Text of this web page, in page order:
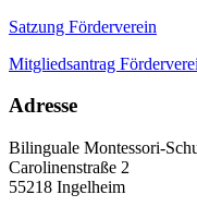
Satzung Förderverein
Mitgliedsantrag
Adresse
Bilinguale Montessori-
Carolinenstraße 2
55218 Ingelheim